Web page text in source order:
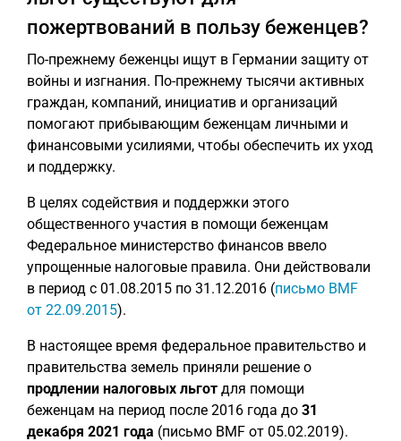
пожертвований в пользу беженцев?
По-прежнему беженцы ищут в Германии защиту от
войны и изгнания. По-прежнему тысячи активных
граждан, компаний, инициатив и организаций
помогают прибывающим беженцам личными и
финансовыми усилиями, чтобы обеспечить их уход
и поддержку.
В целях содействия и поддержки этого
общественного участия в помощи беженцам
Федеральное министерство финансов ввело
упрощенные налоговые правила. Они действовали
в период с 01.08.2015 по 31.12.2016 (письмо BMF
от 22.09.2015).
В настоящее время федеральное правительство и
правительства земель приняли решение о
продлении налоговых льгот для помощи
беженцам на период после 2016 года до 31
декабря 2021 года (письмо BMF от 05.02.2019).